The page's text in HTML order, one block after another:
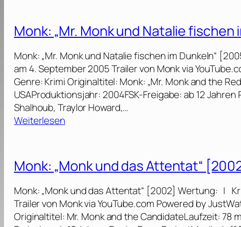
“
[
2
0
0
8
]
m
l
z
w
e
i
?
2
0
0
6
]
n
k
:
„
M
r
.
M
o
b
k
o
m
Monk: „Mr. Monk und Natalie fischen
Monk: „Mr. Monk und Natalie fischen im Dunkeln“
am 4. September 2005 Trailer von Monk via
Genre: Krimi Originaltitel: Monk: „Mr. Monk and the
USAProduktionsjahr: 2004FSK-Freigabe: ab 12
Shalhoub, Traylor Howard,…
Weiterlesen:
n
k
:
„
M
r
Monk: „Monk und das Attentat“
Monk: „Monk und das Attentat“ [2002] Wertung: |
Trailer von Monk via YouTube.com Powered by
Originaltitel: Mr. Monk and the CandidateLaufzeit: 78